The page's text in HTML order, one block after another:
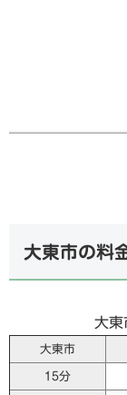
大東市の料
大東
大東市
15分